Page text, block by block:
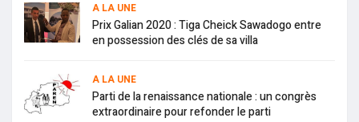
A LA UNE
Prix Galian 2020 : Tiga Cheick Sawadogo entre
en possession des clés de sa villa
A LA UNE
Parti de la renaissance nationale : un congrès
extraordinaire pour refonder le parti